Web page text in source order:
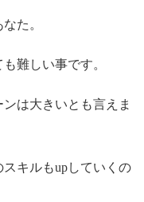
た。
難しい事です。
は大きいとも言えま
キルもupしていくの